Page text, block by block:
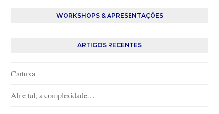
WORKSHOPS & APRESENTAÇÕES
ARTIGOS RECENTES
Cartuxa
Ah e tal, a complexidade…